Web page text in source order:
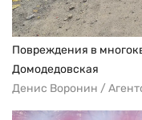
Повреждения в
Домодедовская
Денис Воронин /